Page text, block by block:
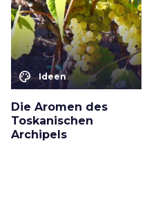
color_lens Ideen
Die Aromen des
Toskanischen
Archipels